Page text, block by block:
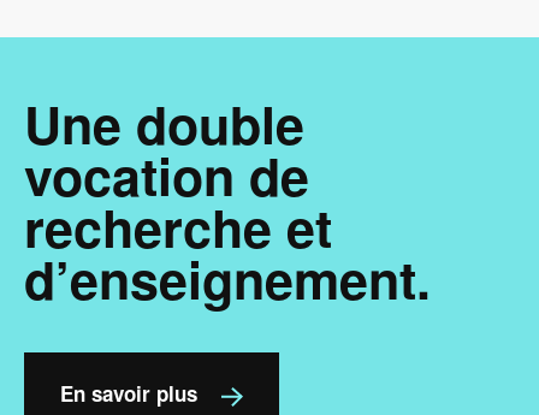
Une double
vocation de
recherche et
d’enseignement.
En savoir plus